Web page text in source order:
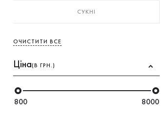
СУКНI
ОЧИСТИТИ ВСЕ
Ціна(В ГРН.)
800 8000